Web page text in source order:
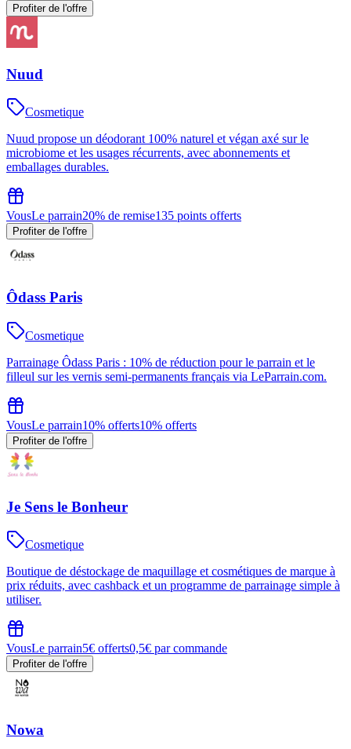
Profiter de l'offre
Nuud
Cosmetique
Nuud propose un déodorant 100% naturel et végan axé sur le
microbiome et les usages récurrents, avec abonnements et
emballages durables.
VousLe parrain20% de remise135 points offerts
Profiter de l'offre
Ôdass Paris
Cosmetique
Parrainage Ôdass Paris : 10% de réduction pour le parrain et le
filleul sur les vernis semi-permanents français via LeParrain.com.
VousLe parrain10% offerts10% offerts
Profiter de l'offre
Je Sens le Bonheur
Cosmetique
Boutique de déstockage de maquillage et cosmétiques de marque à
prix réduits, avec cashback et un programme de parrainage simple à
utiliser.
VousLe parrain5€ offerts0,5€ par commande
Profiter de l'offre
Nowa